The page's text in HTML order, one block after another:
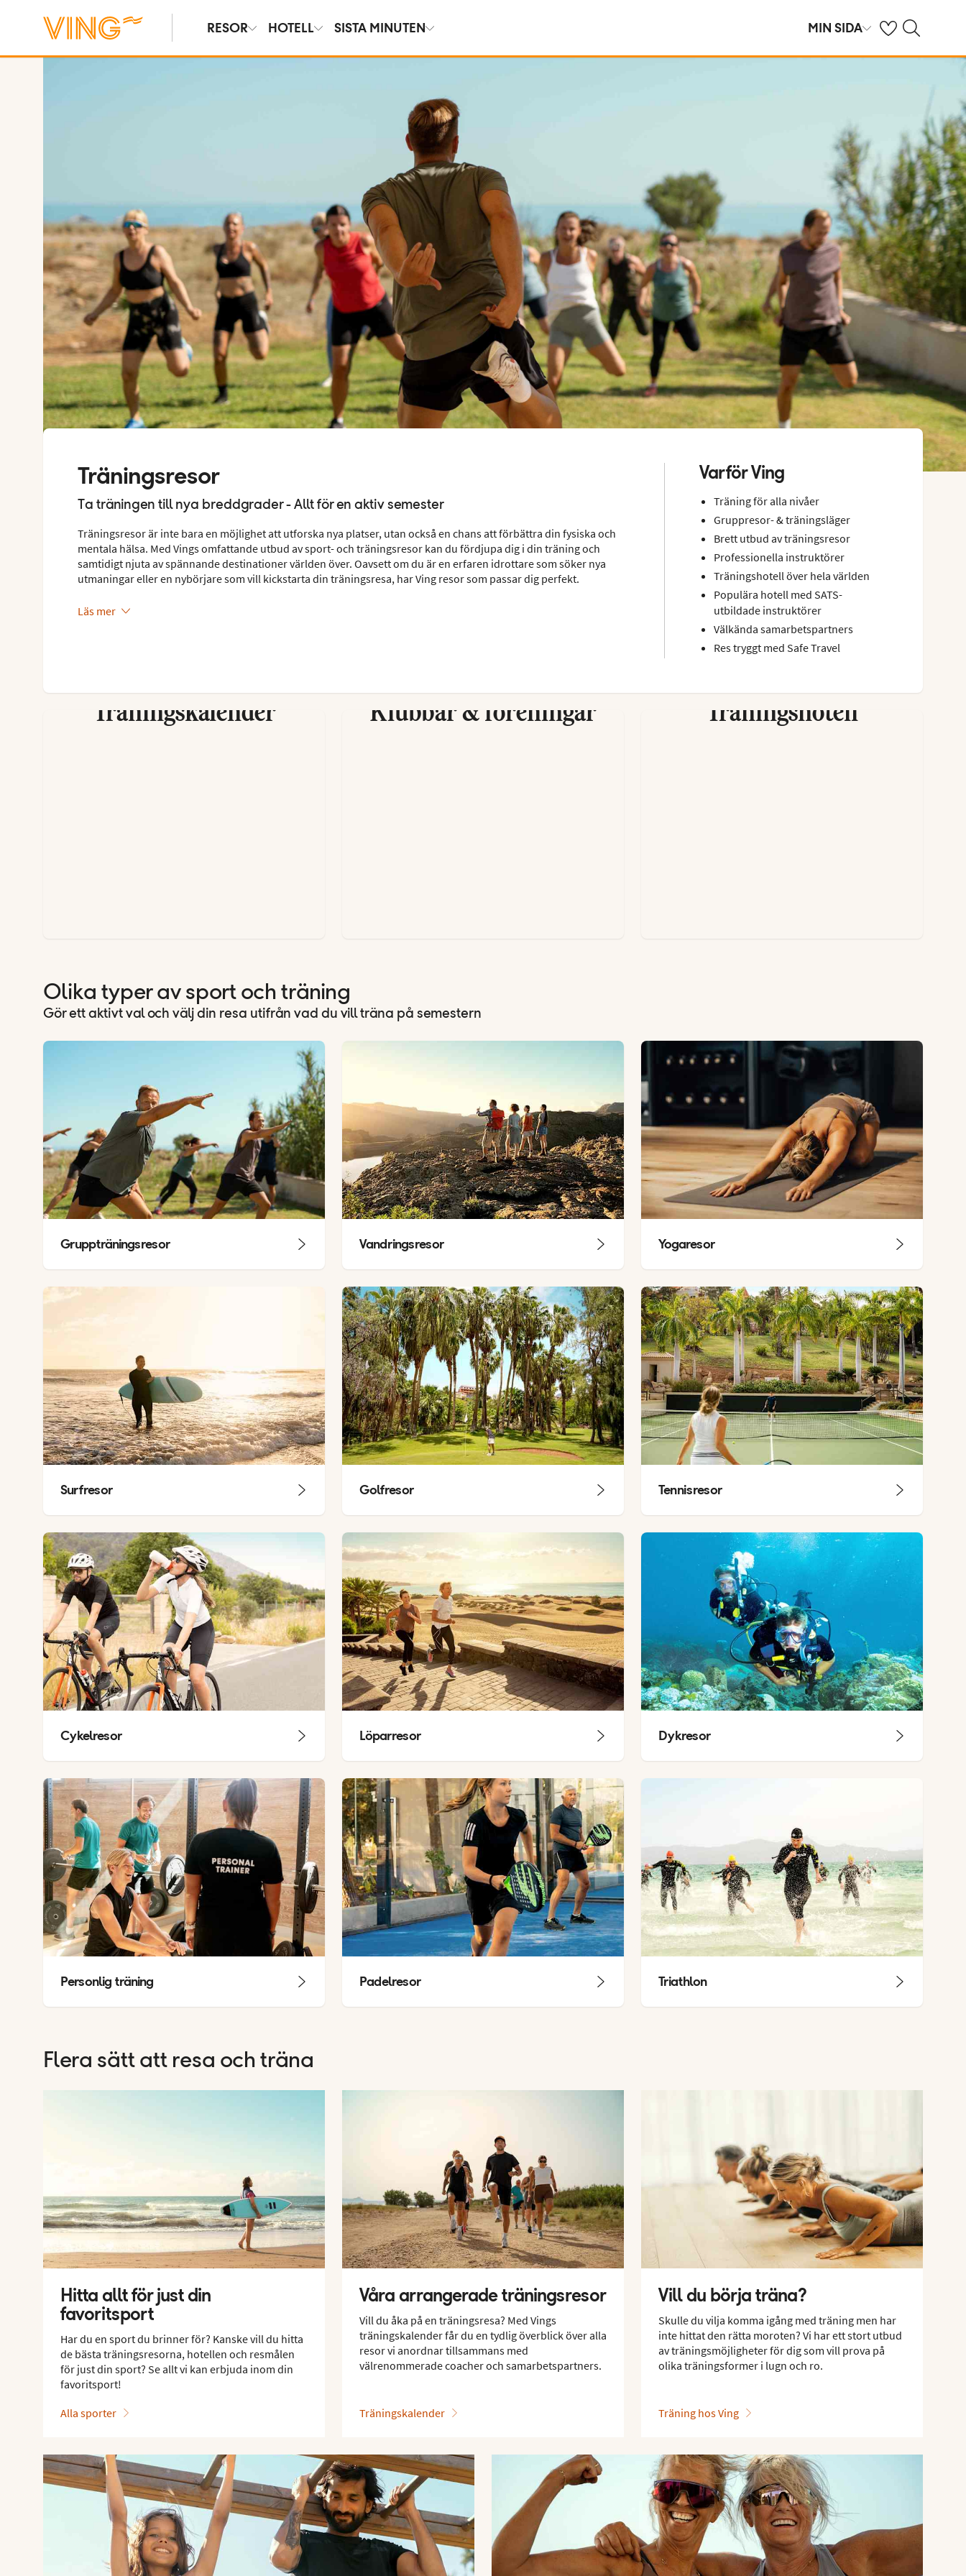
RESOR HOTELL SISTA MINUTEN MIN SIDA Se dina sparade
Sök på ving.se
Träningsresor
Ta träningen till nya breddgrader - Allt för en aktiv semester
Träningsresor är inte bara en möjlighet att utforska nya platser, utan också en chans att förbättra din fysiska och
mentala hälsa. Med Vings omfattande utbud av sport- och träningsresor kan du fördjupa dig i din träning och
samtidigt njuta av spännande destinationer världen över. Oavsett om du är en erfaren idrottare som söker nya
utmaningar eller en nybörjare som vill kickstarta din träningsresa, har Ving resor som passar dig perfekt.
Läs mer
Varför Ving
Träning för alla nivåer
Gruppresor- & träningsläger
Brett utbud av träningsresor
Professionella instruktörer
Träningshotell över hela världen
Populära hotell med SATS-
utbildade instruktörer
Välkända samarbetspartners
Res tryggt med Safe Travel
Träningskalender Klubbar & föreningar Träningshotell
Olika typer av sport och träning
Gör ett aktivt val och välj din resa utifrån vad du vill träna på semestern
Gruppträningsresor Vandringsresor Yogaresor
Surfresor Golfresor Tennisresor
Cykelresor Löparresor Dykresor
Personlig träning Padelresor Triathlon
Flera sätt att resa och träna
Hitta allt för just din
favoritsport
Har du en sport du brinner för? Kanske vill du hitta
de bästa träningsresorna, hotellen och resmålen
för just din sport? Se allt vi kan erbjuda inom din
favoritsport!
Alla sporter
Våra arrangerade träningsresor
Vill du åka på en träningsresa? Med Vings
träningskalender får du en tydlig överblick över alla
resor vi anordnar tillsammans med
välrenommerade coacher och samarbetspartners.
Träningskalender
Vill du börja träna?
Skulle du vilja komma igång med träning men har
inte hittat den rätta moroten? Vi har ett stort utbud
av träningsmöjligheter för dig som vill prova på
olika träningsformer i lugn och ro.
Träning hos Ving